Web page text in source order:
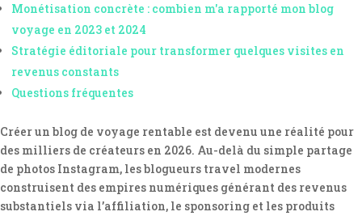
Monétisation concrète : combien m'a rapporté mon blog
voyage en 2023 et 2024
Stratégie éditoriale pour transformer quelques visites en
revenus constants
Questions fréquentes
Créer un blog de voyage rentable est devenu une réalité pour
des milliers de créateurs en 2026. Au-delà du simple partage
de photos Instagram, les blogueurs travel modernes
construisent des empires numériques générant des revenus
substantiels via l’affiliation, le sponsoring et les produits